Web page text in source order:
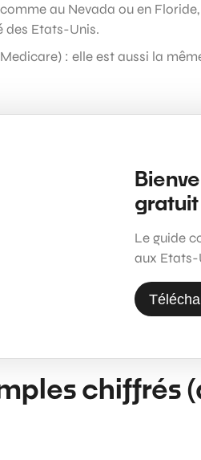
au Nevada ou en
des Etats-Unis.
: elle est aussi la
gratuit
Le guide
aux Etats-
chiffrés